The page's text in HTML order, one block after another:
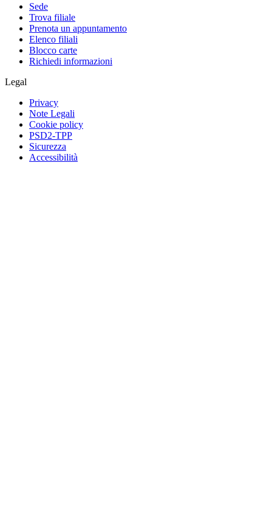
Sede
Trova filiale
Prenota un appuntamento
Elenco filiali
Blocco carte
Richiedi informazioni
Legal
Privacy
Note Legali
Cookie policy
PSD2-TPP
Sicurezza
Accessibilità